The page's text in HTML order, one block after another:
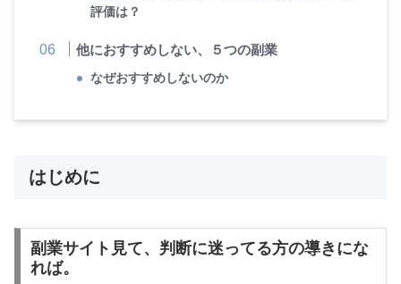
評価は？
他におすすめしない、５つの副業
なぜおすすめしないのか
はじめに
副業サイト見て、判断に迷ってる方の導きにな
れば。